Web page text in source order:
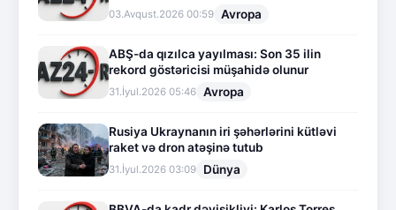
03.Avqust.2026 00:59 Avropa
ABŞ-da qızılca yayılması: Son 35 ilin
rekord göstəricisi müşahidə olunur
31.İyul.2026 05:46 Avropa
Rusiya Ukraynanın iri şəhərlərini kütləvi
raket və dron atəşinə tutub
31.İyul.2026 03:09 Dünya